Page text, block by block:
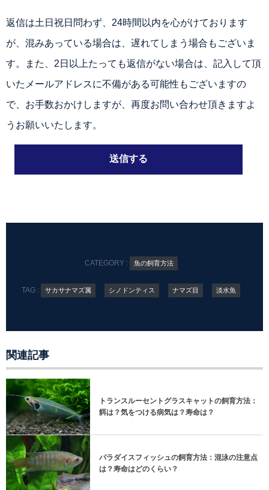
返信は土日祝日問わず、24時間以内を心がけております
が、混みあっている場合は、遅れてしまう場合もございま
す。また、2日以上たっても返信がない場合は、記入して頂
いたメールアドレスに不備がある可能性もございますの
で、お手数おかけしますが、再度お問い合わせ頂きますよ
うお願いいたします。
CATEGORY : 魚の飼育方法
TAG : サカサナマズ属 シノドンティス ナマズ目 淡水魚
関連記事
トランスルーセントグラスキャットの飼育方法：
餌は？気をつける病気は？寿命は？
パラダイスフィッシュの飼育方法：混泳の注意点
は？寿命はどのくらい？